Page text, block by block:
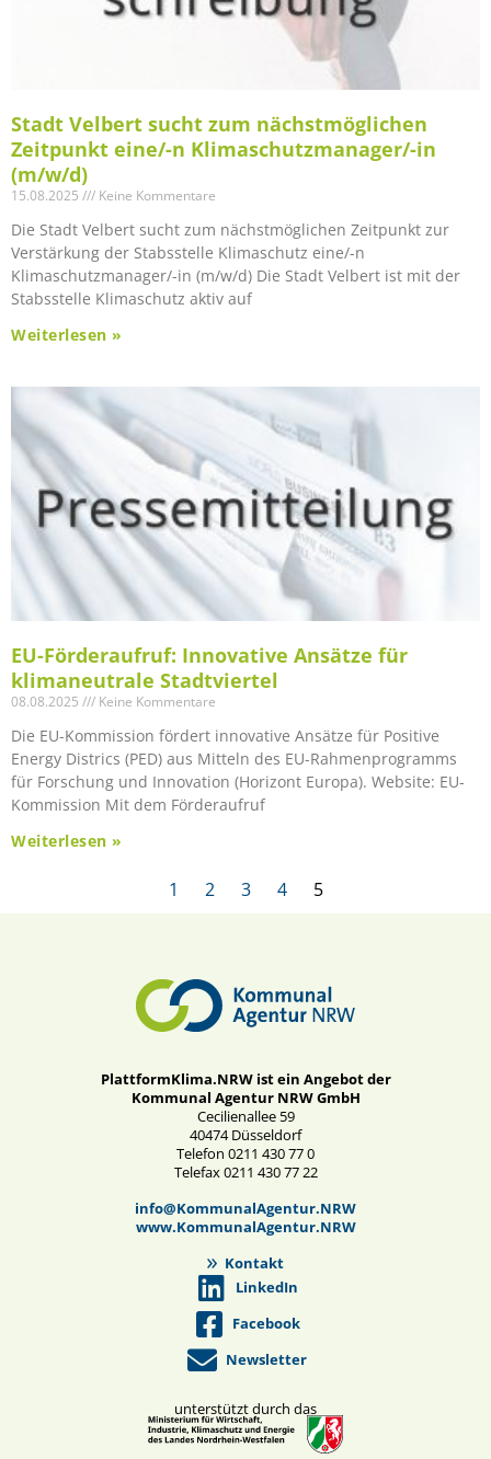
Stadt Velbert sucht zum nächstmöglichen
Zeitpunkt eine/-n Klimaschutzmanager/-in
(m/w/d)
15.08.2025 Keine Kommentare
Die Stadt Velbert sucht zum nächstmöglichen Zeitpunkt zur
Verstärkung der Stabsstelle Klimaschutz eine/-n
Klimaschutzmanager/-in (m/w/d) Die Stadt Velbert ist mit der
Stabsstelle Klimaschutz aktiv auf
Weiterlesen »
EU-Förderaufruf: Innovative Ansätze für
klimaneutrale Stadtviertel
08.08.2025 Keine Kommentare
Die EU-Kommission fördert innovative Ansätze für Positive
Energy Districs (PED) aus Mitteln des EU-Rahmenprogramms
für Forschung und Innovation (Horizont Europa). Website: EU-
Kommission Mit dem Förderaufruf
Weiterlesen »
1 2 3 4 5
PlattformKlima.NRW ist ein Angebot der
Kommunal Agentur NRW GmbH
Cecilienallee 59
40474 Düsseldorf
Telefon 0211 430 77 0
Telefax 0211 430 77 22
info@KommunalAgentur.NRW
www.KommunalAgentur.NRW
Kontakt
LinkedIn
Facebook
Newsletter
unterstützt durch das